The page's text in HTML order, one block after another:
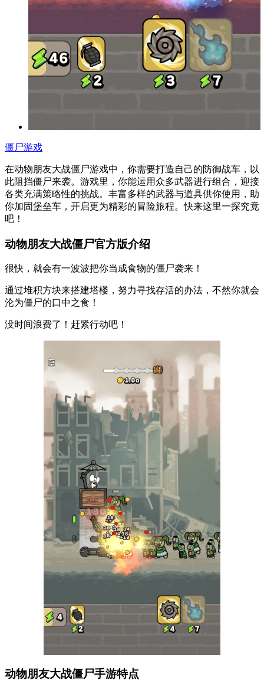
僵尸游戏
在动物朋友大战僵尸游戏中，你需要打造自己的防御战车，以
此阻挡僵尸来袭。游戏里，你能运用众多武器进行组合，迎接
各类充满策略性的挑战。丰富多样的武器与道具供你使用，助
你加固堡垒车，开启更为精彩的冒险旅程。快来这里一探究竟
吧！
动物朋友大战僵尸官方版介绍
很快，就会有一波波把你当成食物的僵尸袭来！
通过堆积方块来搭建塔楼，努力寻找存活的办法，不然你就会
沦为僵尸的口中之食！
没时间浪费了！赶紧行动吧！
动物朋友大战僵尸手游特点